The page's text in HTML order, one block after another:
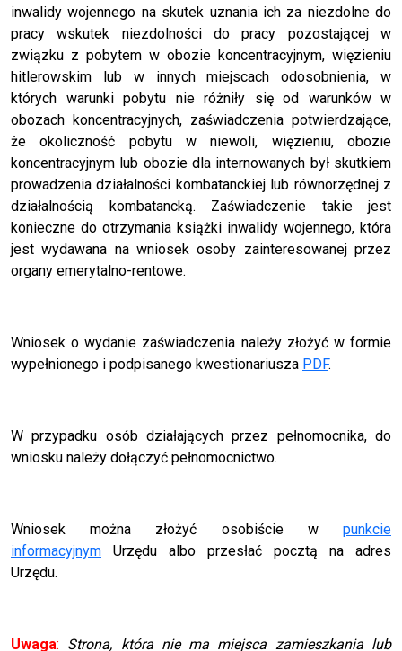
inwalidy wojennego na skutek uznania ich za niezdolne do
pracy wskutek niezdolności do pracy pozostającej w
związku z pobytem w obozie koncentracyjnym, więzieniu
hitlerowskim lub w innych miejscach odosobnienia, w
których warunki pobytu nie różniły się od warunków w
obozach koncentracyjnych, zaświadczenia potwierdzające,
że okoliczność pobytu w niewoli, więzieniu, obozie
koncentracyjnym lub obozie dla internowanych był skutkiem
prowadzenia działalności kombatanckiej lub równorzędnej z
działalnością kombatancką. Zaświadczenie takie jest
konieczne do otrzymania książki inwalidy wojennego, która
jest wydawana na wniosek osoby zainteresowanej przez
organy emerytalno-rentowe.
Wniosek o wydanie zaświadczenia należy złożyć w formie
wypełnionego i podpisanego kwestionariusza PDF.
W przypadku osób działających przez pełnomocnika, do
wniosku należy dołączyć pełnomocnictwo.
Wniosek można złożyć osobiście w punkcie
informacyjnym Urzędu albo przesłać pocztą na adres
Urzędu.
Uwaga: Strona, która nie ma miejsca zamieszkania lub